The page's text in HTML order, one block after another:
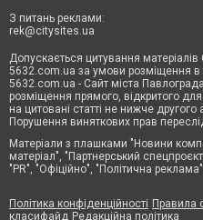
З питань реклами:
rek@citysites.ua
Допускається цитування
5632.com.ua за умови розміщення в
5632.com.ua - Сайт міста
розміщення прямого, відкритого
на цитовані статті не нижче другого
Порушення виняткових прав
Матеріали з плашками "Новини
матеріал", "Партнерський
"PR", "Офіційно", "Політична
Політика конфіденційності Правила
класифайд Редакційна політика